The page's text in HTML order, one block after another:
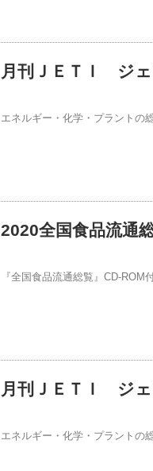
月刊ＪＥＴＩ ジ
エネルギー・化学・プラントの
2020全国食品流通
『全国食品流通総覧』CD-ROM
月刊ＪＥＴＩ ジ
エネルギー・化学・プラントの